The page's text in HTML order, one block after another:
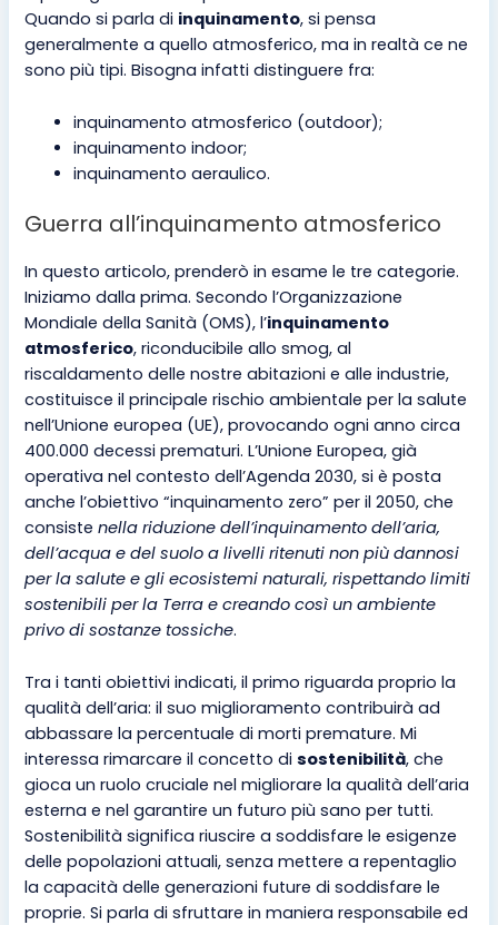
Quando si parla di inquinamento, si pensa
generalmente a quello atmosferico, ma in realtà ce ne
sono più tipi. Bisogna infatti distinguere fra:
inquinamento atmosferico (outdoor);
inquinamento indoor;
inquinamento aeraulico.
Guerra all’inquinamento atmosferico
In questo articolo, prenderò in esame le tre categorie.
Iniziamo dalla prima. Secondo l’Organizzazione
Mondiale della Sanità (OMS), l’inquinamento
atmosferico, riconducibile allo smog, al
riscaldamento delle nostre abitazioni e alle industrie,
costituisce il principale rischio ambientale per la salute
nell’Unione europea (UE), provocando ogni anno circa
400.000 decessi prematuri. L’Unione Europea, già
operativa nel contesto dell’Agenda 2030, si è posta
anche l’obiettivo “inquinamento zero” per il 2050, che
consistenella riduzione dell’inquinamento dell’aria,
dell’acqua e del suolo a livelli ritenuti non più dannosi
per la salute e gli ecosistemi naturali, rispettando limiti
sostenibili per la Terra e creando così un ambiente
privo di sostanze tossiche.
Tra i tanti obiettivi indicati, il primo riguarda proprio la
qualità dell’aria: il suo miglioramento contribuirà ad
abbassare la percentuale di morti premature. Mi
interessa rimarcare il concetto disostenibilità, che
gioca un ruolo cruciale nel migliorare la qualità dell’aria
esterna e nel garantire un futuro più sano per tutti.
Sostenibilità significa riuscire a soddisfare le esigenze
delle popolazioni attuali, senza mettere a repentaglio
la capacità delle generazioni future di soddisfare le
proprie. Si parla di sfruttare in maniera responsabile ed